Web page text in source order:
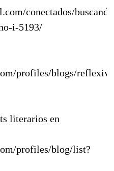
conectados/
i-5193/
profiles/blogs/
literarios en
profiles/blog/list?